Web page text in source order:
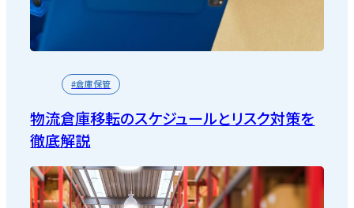
#倉庫保管
物流倉庫移転のスケジュールとリスク対策を
徹底解説